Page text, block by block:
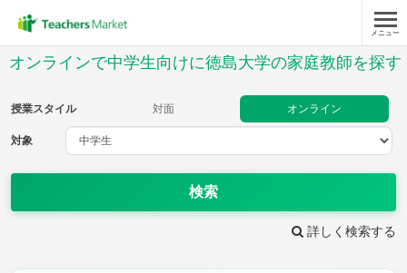
メニュー
オンラインで中学生向けに徳島大学の家庭教師を探す
授業スタイル 対面 オンライン
対象
検索
詳しく検索する
教科